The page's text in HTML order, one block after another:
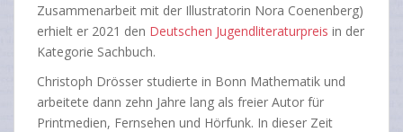
Zusammenarbeit mit der Illustratorin Nora Coenenberg)
erhielt er 2021 den Deutschen Jugendliteraturpreis in der
Kategorie Sachbuch.
Christoph Drösser studierte in Bonn Mathematik und
arbeitete dann zehn Jahre lang als freier Autor für
Printmedien, Fernsehen und Hörfunk. In dieser Zeit